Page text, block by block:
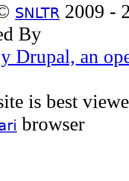
SNLTR 2009 -
By
is best
browser